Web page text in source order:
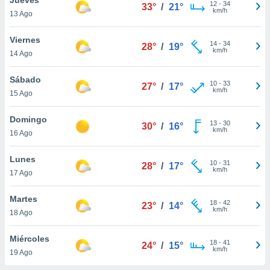
en
más
nuestra
de
cookies
aceptar
13 Ago
33° / 21° 12- 34
km/h
Viernes
14 Ago
28° / 19° 14- 34
km/h
Sábado
15 Ago
27° / 17° 10- 33
km/h
Domingo
16 Ago
30° / 16° 13- 30
km/h
Lunes
17 Ago
28° / 17° 10- 31
km/h
Martes
18 Ago
23° / 14° 18- 42
km/h
Miércoles
19 Ago
24° / 15° 18- 41
km/h